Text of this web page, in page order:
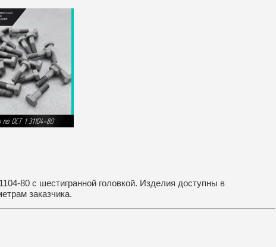
с шестигранной головкой. Изделия доступны в
заказчика.